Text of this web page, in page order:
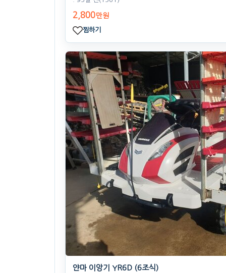
2,800만원
찜하기
얀마 이앙기 YR6D (6조식)